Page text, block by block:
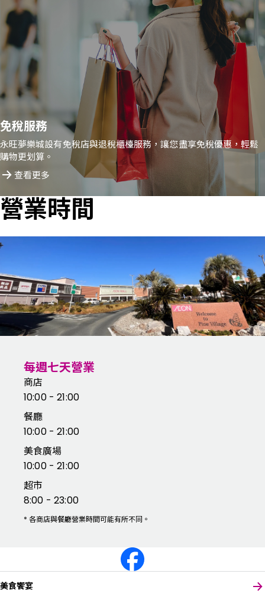
免稅服務
永旺夢樂城設有免稅店與退稅櫃檯服務，讓您盡享免稅優惠，輕鬆
購物更划算。
查看更多
營業時間
每週七天營業
商店
10:00 - 21:00
餐廳
10:00 - 21:00
美食廣場
10:00 - 21:00
超市
8:00 - 23:00
* 各商店與餐廳營業時間可能有所不同。
美食饗宴